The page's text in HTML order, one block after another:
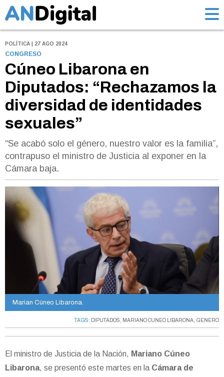
POLÍTICA | 27 AGO 2024
CONGRESO
Cúneo Libarona en
Diputados: “Rechazamos la
diversidad de identidades
sexuales”
“Se acabó solo el género, nuestro valor es la familia”,
contrapuso el ministro de Justicia al exponer en la
Cámara baja.
Marian Cúneo Libarona.
TAGS: DIPUTADOS, MARIANO CUNEO LIBARONA, GENERO
El ministro de Justicia de la Nación, Mariano Cúneo
Libarona, se presentó este martes en la Cámara de